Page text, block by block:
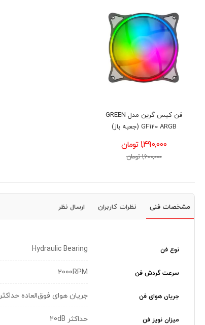
فن کیس گرین مدل GREEN
GF120 ARGB (جعبه باز)
1,490,000 تومان
1,600,000 تومان
مشخصات فنی نظرات کاربران ارسال نظر
نوع فن Hydraulic Bearing
سرعت گردش فن 2000RPM
جریان هوای فن جریان هوای فوق‌العاده حداکثر 56.3 CFM
میزان نویز فن حداکثر 20dB